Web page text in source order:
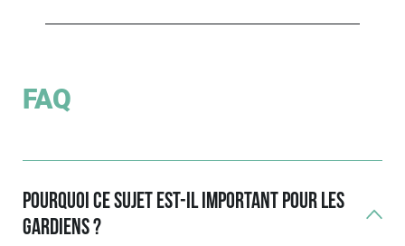
FAQ
Pourquoi ce sujet est-il important pour les
gardiens ?